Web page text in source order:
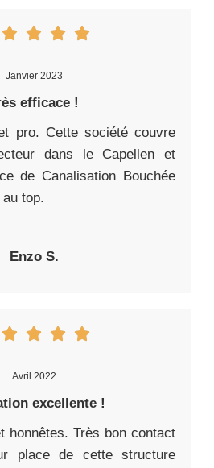
Janvier 2023
efficace !
pro. Cette société couvre
dans le Capellen et
de Canalisation Bouchée
top.
Enzo S.
Avril 2022
excellente !
honnêtes. Très bon contact
place de cette structure